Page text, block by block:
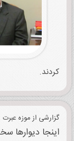
کردند.
گزارشی از موزه عبرت
اینجا دیوارها